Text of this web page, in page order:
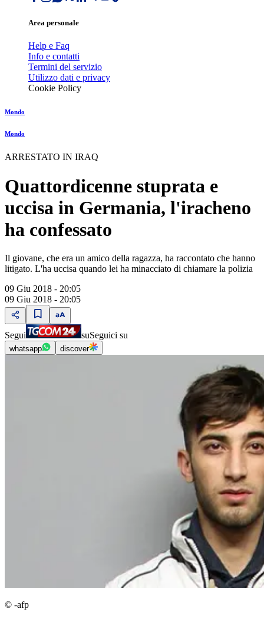
Area personale
Help e Faq
Info e contatti
Termini del servizio
Utilizzo dati e privacy
Cookie Policy
Mondo
Mondo
ARRESTATO IN IRAQ
Quattordicenne stuprata e
uccisa in Germania, l'iracheno
ha confessato
Il giovane, che era un amico della ragazza, ha raccontato che hanno
litigato. L'ha uccisa quando lei ha minacciato di chiamare la polizia
09 Giu 2018 - 20:05
09 Giu 2018 - 20:05
Segui suSeguici su
whatsapp discover
© -afp